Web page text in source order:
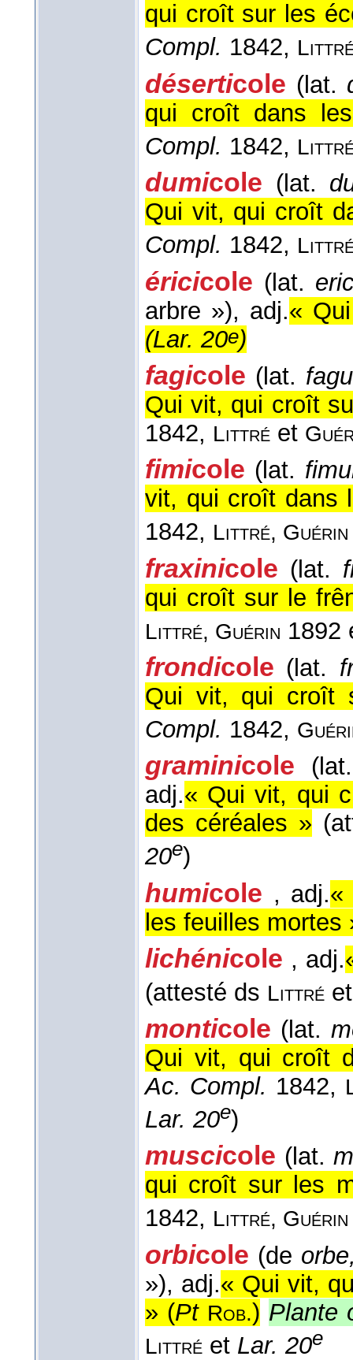
qui croît sur les
Compl. 1842,
déserticole (lat.
qui croît dans
Compl. 1842,
dumicole (lat.
Qui vit, qui croît
Compl. 1842,
éricicole (lat.
arbre »), adj.«
(Lar. 20e)
fagicole (lat.
Qui vit, qui croît
1842, Littré et
fimicole (lat.
vit, qui croît dans
1842, Littré,
fraxinicole (lat.
qui croît sur le
Littré, Guérin 1892
frondicole (lat.
Qui vit, qui croît
Compl. 1842,
graminicole
adj.« Qui vit, qui
des céréales »
20e)
humicole , adj.«
les feuilles
lichénicole , adj.
(attesté ds Littré
monticole (lat.
Qui vit, qui croît
Ac. Compl. 1842,
Lar. 20e)
muscicole (lat.
qui croît sur les
1842, Littré,
orbicole (de
»), adj.« Qui vit,
» (Pt Rob.) Plante
Littré et Lar. 20e